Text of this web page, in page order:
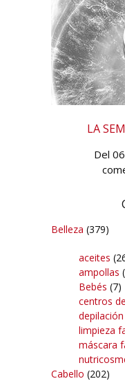
LA
Del
Belleza (379)
aceites
ampollas
Bebés (7)
centros
depilación
limpieza
máscara
Cabello (202)